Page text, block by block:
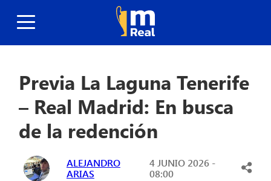
Previa La Laguna Tenerife
– Real Madrid: En busca
de la redención
ALEJANDRO
ARIAS
4 JUNIO 2026 -
08:00